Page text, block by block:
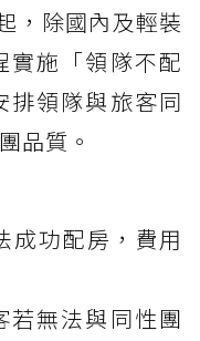
，除國內及輕裝
實施「領隊不配
排領隊與旅客同
品質。
成功配房，費用
若無法與同性團